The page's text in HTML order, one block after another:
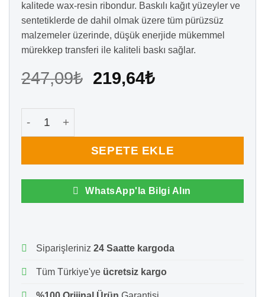
kalitede wax-resin ribondur. Baskılı kağıt yüzeyler ve
sentetiklerde de dahil olmak üzere tüm pürüzsüz
malzemeler üzerinde, düşük enerjide mükemmel
mürekkep transferi ile kaliteli baskı sağlar.
247,09₺ Orijinal
219,64₺Şu
Apx Fh Wax-Resin Ribon Siyah 40mm x 300mt
SEPETE EKLE
WhatsApp'la Bilgi Alın
Siparişleriniz 24 Saatte kargoda
Tüm Türkiye'ye ücretsiz kargo